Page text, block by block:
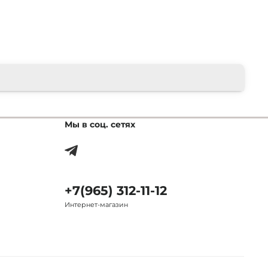
Мы в соц. сетях
+7(965) 312-11-12
Интернет-магазин